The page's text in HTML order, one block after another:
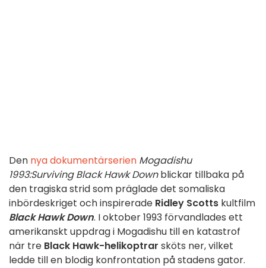
Den nya dokumentärserien Mogadishu
1993:Surviving Black Hawk Downblickar tillbaka på
den tragiska strid som präglade det somaliska
inbördeskriget och inspirerade Ridley Scotts kultfilm
Black Hawk Down. I oktober 1993 förvandlades ett
amerikanskt uppdrag i Mogadishu till en katastrof
när tre Black Hawk-helikoptrar sköts ner, vilket
ledde till en blodig konfrontation på stadens gator.